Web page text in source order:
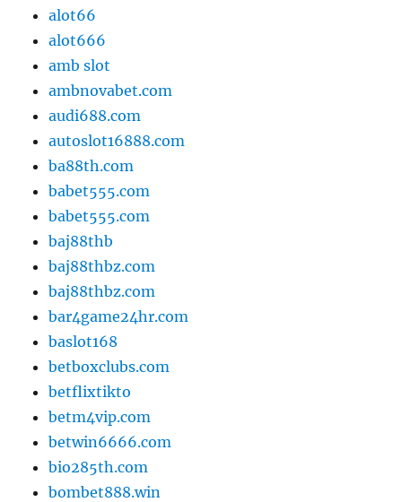
alot66
alot666
amb slot
ambnovabet.com
audi688.com
autoslot16888.com
ba88th.com
babet555.com
babet555.com
baj88thb
baj88thbz.com
baj88thbz.com
bar4game24hr.com
baslot168
betboxclubs.com
betflixtikto
betm4vip.com
betwin6666.com
bio285th.com
bombet888.win